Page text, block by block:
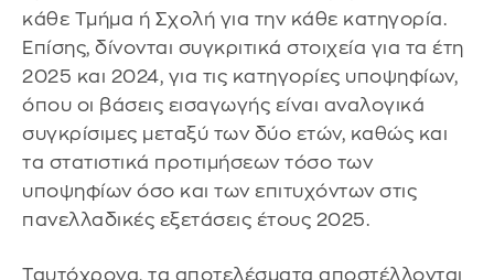
κάθε Τμήμα ή Σχολή για την κάθε κατηγορία.
Επίσης, δίνονται συγκριτικά στοιχεία για τα έτη
2025 και 2024, για τις κατηγορίες υποψηφίων,
όπου οι βάσεις εισαγωγής είναι αναλογικά
συγκρίσιμες μεταξύ των δύο ετών, καθώς και
τα στατιστικά προτιμήσεων τόσο των
υποψηφίων όσο και των επιτυχόντων στις
πανελλαδικές εξετάσεις έτους 2025.
Ταυτόχρονα, τα αποτελέσματα αποστέλλονται